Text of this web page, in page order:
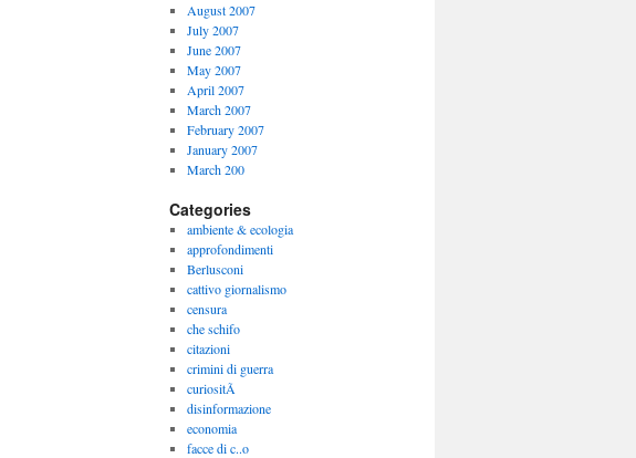
August 2007
July 2007
June 2007
May 2007
April 2007
March 2007
February 2007
January 2007
March 200
Categories
ambiente & ecologia
approfondimenti
Berlusconi
cattivo giornalismo
censura
che schifo
citazioni
crimini di guerra
curiositÃ
disinformazione
economia
facce di c..o